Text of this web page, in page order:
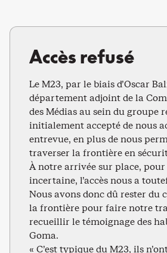
Accès refusé
Le M23, par le biais d’Oscar
département adjoint de la
des Médias au sein du groupe
initialement accepté de nous
entrevue, en plus de nous
traverser la frontière en
À notre arrivée sur place,
incertaine, l’accès nous a
Nous avons donc dû rester du
la frontière pour faire notre
recueillir le témoignage des
Goma.
« C’est typique du M23, ils